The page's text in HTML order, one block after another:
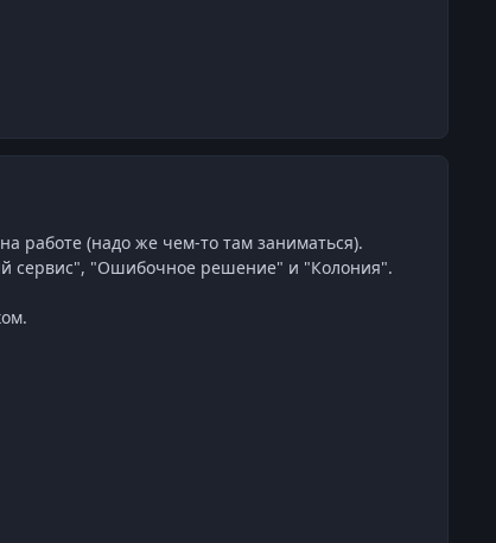
работе (надо же чем-то там заниматься).
сервис", "Ошибочное решение" и "Колония".